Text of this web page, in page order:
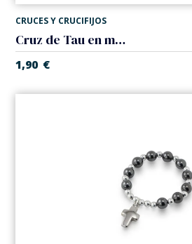
CRUCES Y CRUCIFIJOS
Cruz de Tau en madera de Olivo
1,90 €